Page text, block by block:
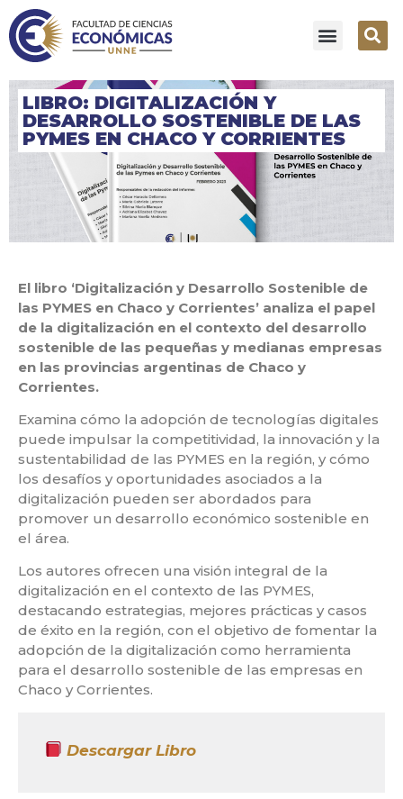
LIBRO: DIGITALIZACIÓN Y
DESARROLLO SOSTENIBLE DE LAS
PYMES EN CHACO Y CORRIENTES
El libro ‘Digitalización y Desarrollo Sostenible de
las PYMES en Chaco y Corrientes’ analiza el papel
de la digitalización en el contexto del desarrollo
sostenible de las pequeñas y medianas empresas
en las provincias argentinas de Chaco y
Corrientes.
Examina cómo la adopción de tecnologías digitales
puede impulsar la competitividad, la innovación y la
sustentabilidad de las PYMES en la región, y cómo
los desafíos y oportunidades asociados a la
digitalización pueden ser abordados para
promover un desarrollo económico sostenible en
el área.
Los autores ofrecen una visión integral de la
digitalización en el contexto de las PYMES,
destacando estrategias, mejores prácticas y casos
de éxito en la región, con el objetivo de fomentar la
adopción de la digitalización como herramienta
para el desarrollo sostenible de las empresas en
Chaco y Corrientes.
Descargar Libro